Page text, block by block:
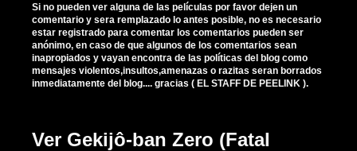
Si no pueden ver alguna de las películas por favor dejen un
comentario y sera remplazado lo antes posible, no es necesario
estar registrado para comentar los comentarios pueden ser
anónimo, en caso de que algunos de los comentarios sean
inapropiados y vayan encontra de las políticas del blog como
mensajes violentos,insultos,amenazas o razitas seran borrados
inmediatamente del blog.... gracias ( EL STAFF DE PEELINK ).
Ver Gekijô-ban Zero (Fatal